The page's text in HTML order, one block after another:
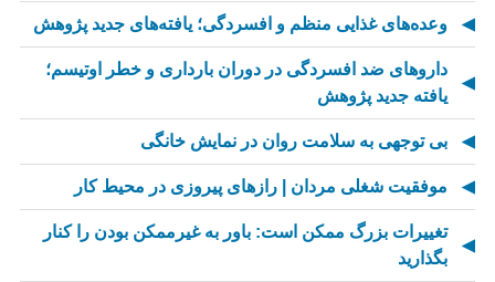
وعده‌های غذایی منظم و افسردگی؛ یافته‌های جدید پژوهش
داروهای ضد افسردگی در دوران بارداری و خطر اوتیسم؛
یافته جدید پژوهش
بی توجهی به سلامت روان در نمایش خانگی
موفقیت شغلی مردان | رازهای پیروزی در محیط کار
تغییرات بزرگ ممکن است: باور به غیرممکن بودن را کنار
بگذارید